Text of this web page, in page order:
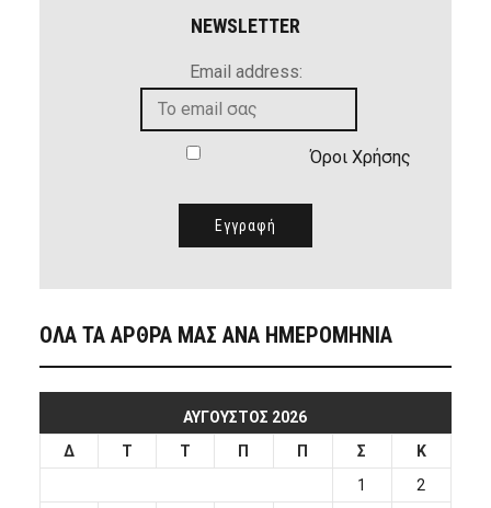
NEWSLETTER
Email address:
Όροι Χρήσης
ΟΛΑ ΤΑ ΑΡΘΡΑ ΜΑΣ ΑΝΑ ΗΜΕΡΟΜΗΝΙΑ
ΑΎΓΟΥΣΤΟΣ 2026
Δ
Τ Τ Π Π Σ
Κ
1
2